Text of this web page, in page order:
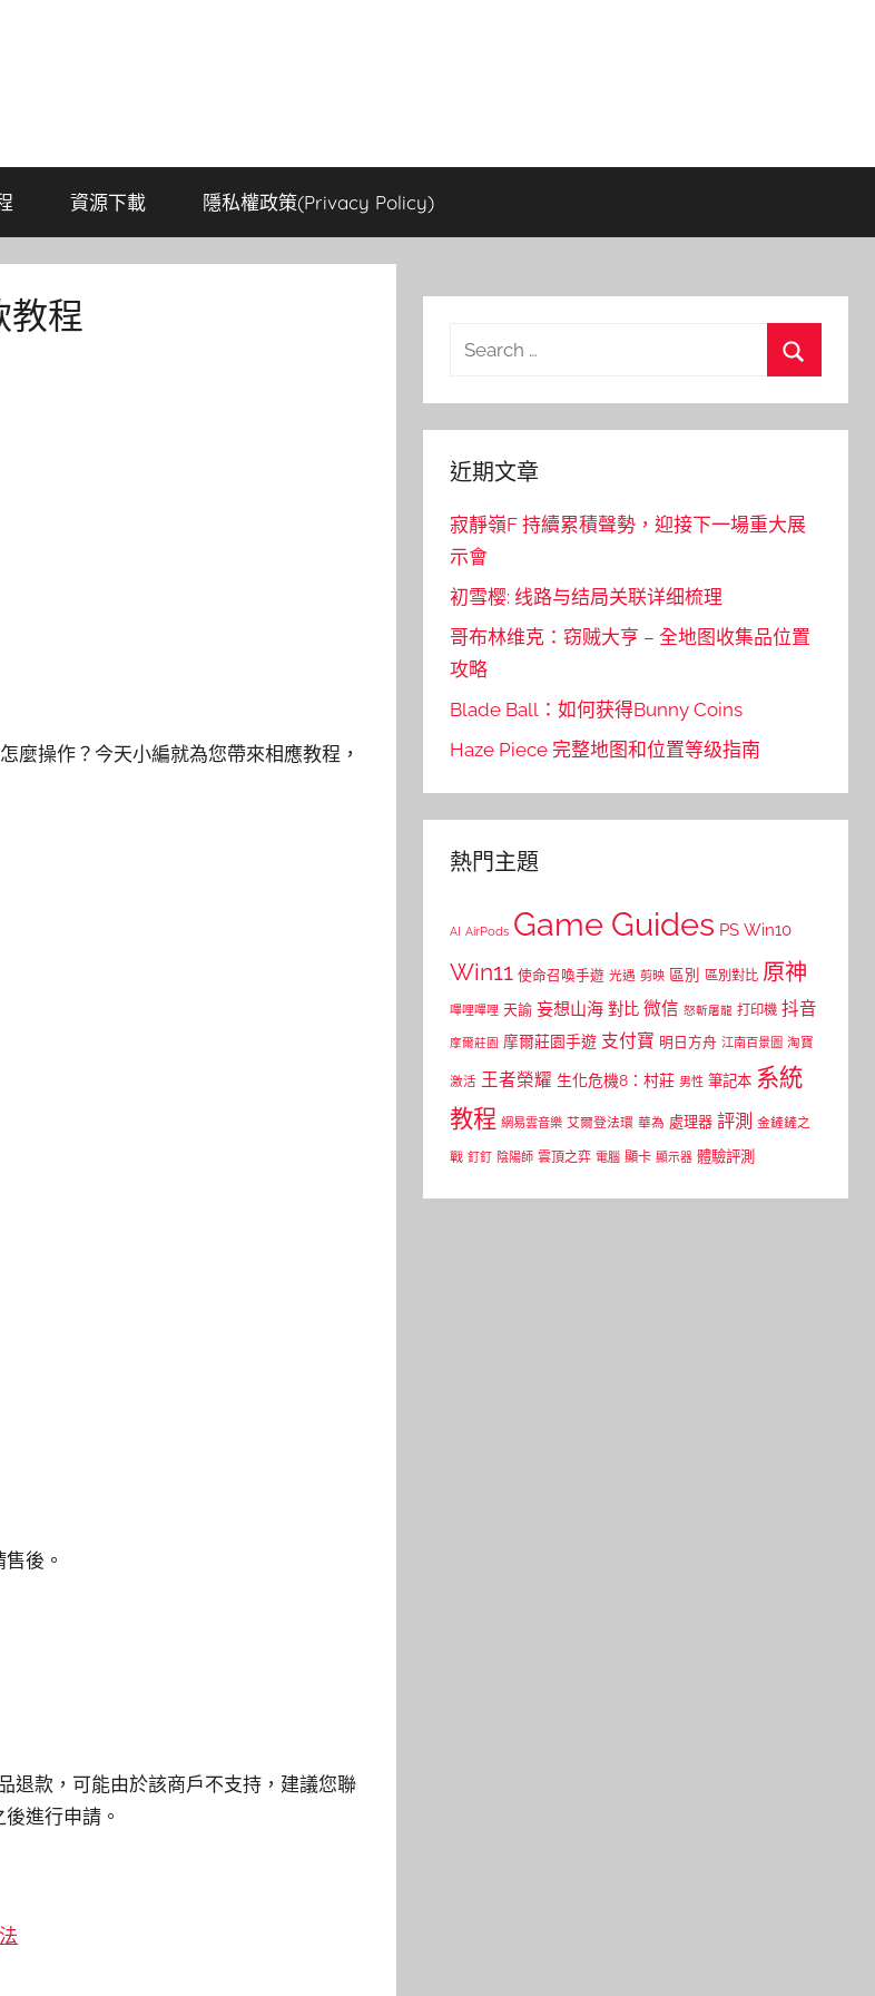
資源下載 隱私權政策(Privacy Policy)
教程
麼操作？今天小編就為您帶來相應教程，
後。
退款，可能由於該商戶不支持，建議您聯
進行申請。
Search
近期文章
寂靜嶺F 持續累積聲勢，迎接下一場重大展
示會
初雪樱: 线路与结局关联详细梳理
哥布林维克：窃贼大亨 – 全地图收集品位置
攻略
Blade Ball：如何获得Bunny Coins
Haze Piece 完整地图和位置等级指南
熱門主題
AI AirPods Game Guides PS Win10
Win11 使命召喚手遊 光遇 剪映 區別 區別對比 原神
嗶哩嗶哩 天諭 妄想山海 對比 微信 怒斬屠龍 打印機 抖音
摩爾莊園 摩爾莊園手遊 支付寶 明日方舟 江南百景圖 淘寶
激活 王者榮耀 生化危機8：村莊 男性 筆記本 系統
教程 網易雲音樂 艾爾登法環 華為 處理器 評測 金鏟鏟之
戰 釘釘 陰陽師 雲頂之弈 電腦 顯卡 顯示器 體驗評測